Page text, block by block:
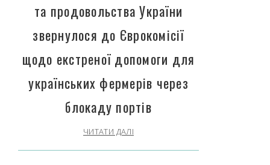
та продовольства України
звернулося до Єврокомісії
щодо екстреної допомоги для
українських фермерів через
блокаду портів
ЧИТАТИ ДАЛІ